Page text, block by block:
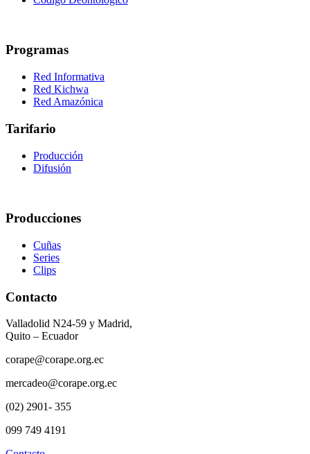
Programas
Red Informativa
Red Kichwa
Red Amazónica
Tarifario
Producción
Difusión
Producciones
Cuñas
Series
Clips
Contacto
Valladolid N24-59 y Madrid,
Quito – Ecuador
corape@corape.org.ec
mercadeo@corape.org.ec
(02) 2901- 355
099 749 4191